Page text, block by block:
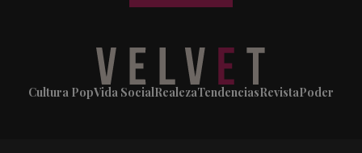
Cultura PopVida SocialRealezaTendenciasRevistaPoder